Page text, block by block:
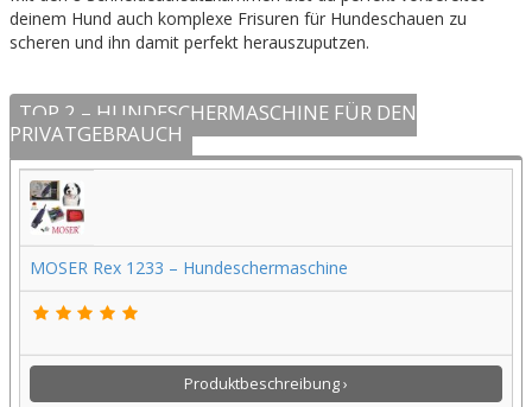
deinem Hund auch komplexe Frisuren für Hundeschauen zu
scheren und ihn damit perfekt herauszuputzen.
TOP 2 – HUNDESCHERMASCHINE FÜR DEN
PRIVATGEBRAUCH
MOSER Rex 1233 – Hundeschermaschine
Produktbeschreibung ›